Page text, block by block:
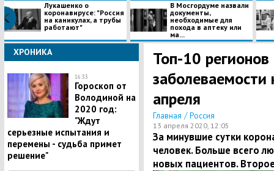
Лукашенко о
коронавирусе: "Россия
на каникулах, а трубы
работают"
В Мосгордуме назвали
документы,
необходимые для
похода в аптеку или
ма...
ХРОНИКА
16:33
Гороскоп от
Володиной на
2020 год:
"Ждут
серьезные испытания и
перемены - судьба примет
решение"
Топ-10 регионов
заболеваемости
апреля
Главная / Россия
13 апреля 2020, 12:05
​За минувшие сутки
человек. Больше всего
новых пациентов.